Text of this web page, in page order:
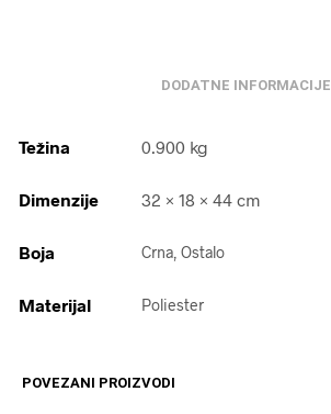
DODATNE INFORMACIJE
Težina 0.900 kg
Dimenzije 32 × 18 × 44 cm
Boja Crna, Ostalo
Materijal Poliester
POVEZANI PROIZVODI